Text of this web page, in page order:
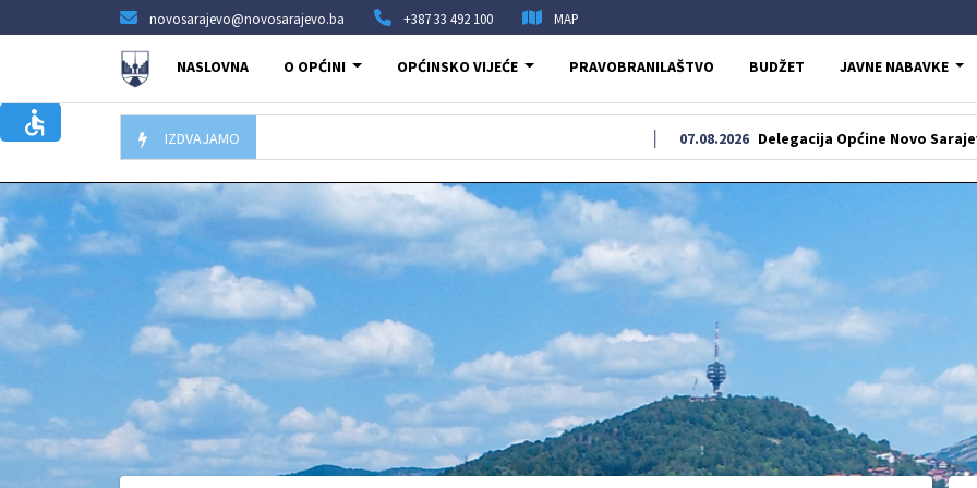
novosarajevo@novosarajevo.ba +387 33 492 100 MAP
NASLOVNA O OPĆINI OPĆINSKO VIJEĆE PRAVOBRANILAŠTVO BUDŽET JAVNE NABAVKE
IZDVAJAMO Delegacija Općine Novo Sarajevo odala